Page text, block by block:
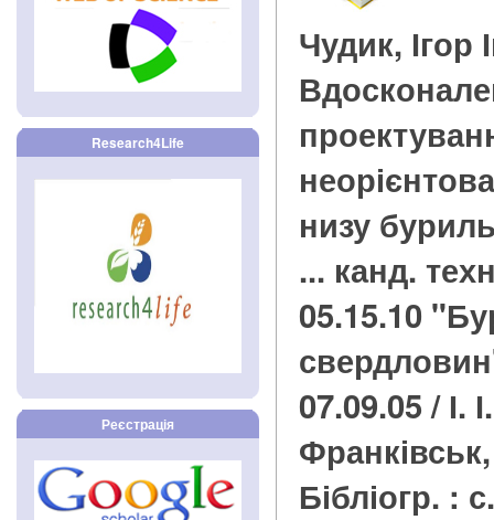
Research4Life
Реєстрація
Чудик, Ігор
низу
... канд.
05.15.10
07.09.05 / І.
Бібліогр. :